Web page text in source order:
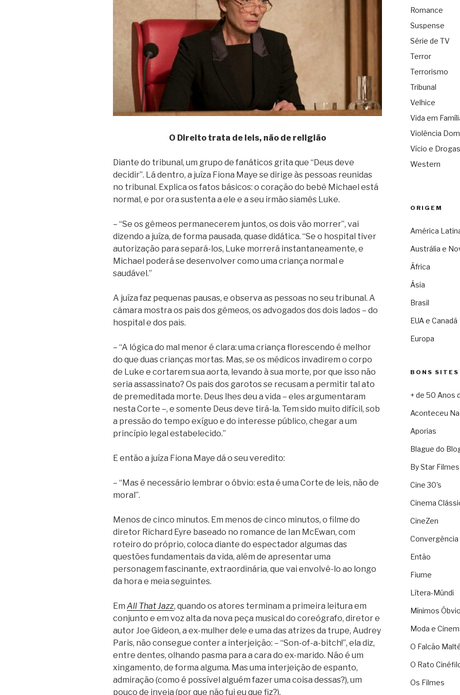
O Direito trata de leis, não de religião
Diante do tribunal, um grupo de fanáticos grita que “Deus deve
decidir”. Lá dentro, a juíza Fiona Maye se dirige às pessoas reunidas
no tribunal. Explica os fatos básicos: o coração do bebê Michael está
normal, e por ora sustenta a ele e a seu irmão siamês Luke.
– “Se os gêmeos permanecerem juntos, os dois vão morrer”, vai
dizendo a juíza, de forma pausada, quase didática. “Se o hospital tiver
autorização para separá-los, Luke morrerá instantaneamente, e
Michael poderá se desenvolver como uma criança normal e
saudável.”
A juíza faz pequenas pausas, e observa as pessoas no seu tribunal. A
câmara mostra os pais dos gêmeos, os advogados dos dois lados – do
hospital e dos pais.
– “A lógica do mal menor é clara: uma criança florescendo é melhor
do que duas crianças mortas. Mas, se os médicos invadirem o corpo
de Luke e cortarem sua aorta, levando à sua morte, por que isso não
seria assassinato? Os pais dos garotos se recusam a permitir tal ato
de premeditada morte. Deus lhes deu a vida – eles argumentaram
nesta Corte –, e somente Deus deve tirá-la. Tem sido muito difícil, sob
a pressão do tempo exíguo e do interesse público, chegar a um
princípio legal estabelecido.”
E então a juíza Fiona Maye dá o seu veredito:
– “Mas é necessário lembrar o óbvio: esta é uma Corte de leis, não de
moral”.
Menos de cinco minutos. Em menos de cinco minutos, o filme do
diretor Richard Eyre baseado no romance de Ian McEwan, com
roteiro do próprio, coloca diante do espectador algumas das
questões fundamentais da vida, além de apresentar uma
personagem fascinante, extraordinária, que vai envolvê-lo ao longo
da hora e meia seguintes.
Em All That Jazz, quando os atores terminam a primeira leitura em
conjunto e em voz alta da nova peça musical do coreógrafo, diretor e
autor Joe Gideon, a ex-mulher dele e uma das atrizes da trupe, Audrey
Paris, não consegue conter a interjeição: – “Son-of-a-bitch!”, ela diz,
entre dentes, olhando pasma para a cara do ex-marido. Não é um
xingamento, de forma alguma. Mas uma interjeição de espanto,
admiração (como é possível alguém fazer uma coisa dessas?), um
pouco de inveja (por que não fui eu que fiz?).
Romance
Suspense
Série de TV
Terror
Terrorismo
Tribunal
Velhice
Vida em
Violência
Vício e Drogas
Western
ORIGEM
América
Austrália e
África
Ásia
Brasil
EUA e Canadá
Europa
BONS SITES
+ de 50 Anos
Aconteceu
Aporias
Blague do
By Star Filmes
Cine 30's
Cinema
CineZen
Convergência
Então
Fiume
Lítera-Múndi
Mínimos
Moda e
O Falcão
O Rato
Os Filmes